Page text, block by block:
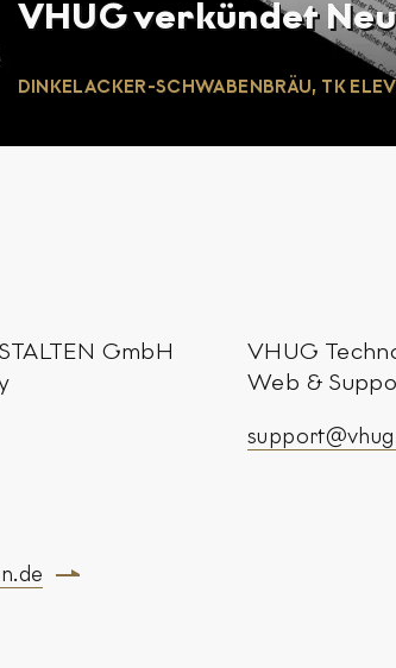
VHUG verkündet
DINKELACKER-SCHWABENBRÄU, TK
GmbH
VHUG
Web &